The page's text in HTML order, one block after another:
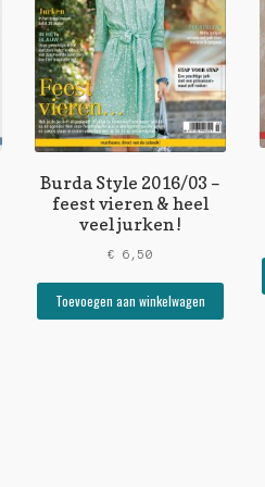
Burda Style 2016/03 –
feest vieren & heel
veel jurken !
€ 6,50
Toevoegen aan winkelwagen